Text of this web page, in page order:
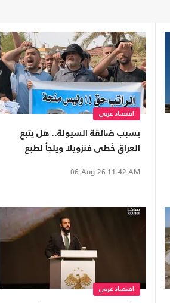
اقتصاد عربي
بسبب ضائقة السيولة.. هل يتبع
العراق خُطى فنزويلا ويلجأ لطبع
06-Aug-26 11:42 AM
اقتصاد عربي